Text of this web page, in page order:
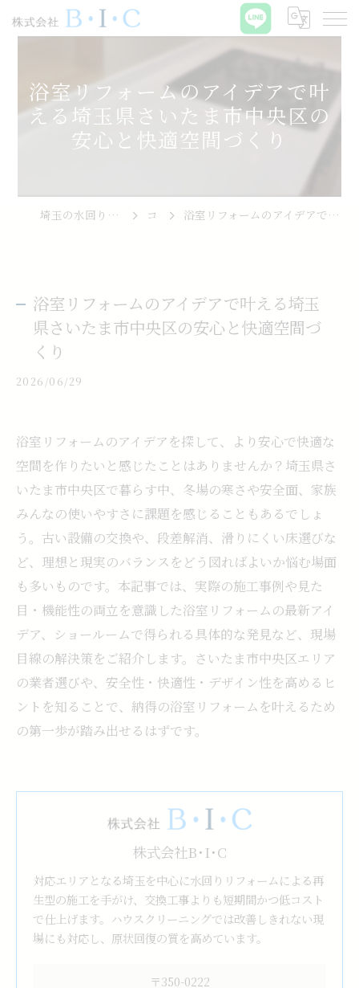
浴室リフォームのアイデアで叶
える埼玉県さいたま市中央区の
安心と快適空間づくり
埼玉の水回りリフォームなら株式会社B･I･C コラム 浴室リフォームのアイデアで叶える埼玉県さいたま市中央区の安心と快適空間づくり
浴室リフォームのアイデアで叶える埼玉
県さいたま市中央区の安心と快適空間づ
くり
2026/06/29
浴室リフォームのアイデアを探して、より安心で快適な
空間を作りたいと感じたことはありませんか？埼玉県さ
いたま市中央区で暮らす中、冬場の寒さや安全面、家族
みんなの使いやすさに課題を感じることもあるでしょ
う。古い設備の交換や、段差解消、滑りにくい床選びな
ど、理想と現実のバランスをどう図ればよいか悩む場面
も多いものです。本記事では、実際の施工事例や見た
目・機能性の両立を意識した浴室リフォームの最新アイ
デア、ショールームで得られる具体的な発見など、現場
目線の解決策をご紹介します。さいたま市中央区エリア
の業者選びや、安全性・快適性・デザイン性を高めるヒ
ントを知ることで、納得の浴室リフォームを叶えるため
の第一歩が踏み出せるはずです。
株式会社B･I･C
対応エリアとなる埼玉を中心に水回りリフォームによる再
生型の施工を手がけ、交換工事よりも短期間かつ低コスト
で仕上げます。ハウスクリーニングでは改善しきれない現
場にも対応し、原状回復の質を高めています。
〒350-0222